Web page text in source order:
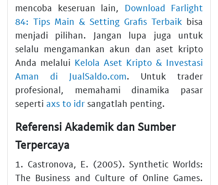
mencoba keseruan lain, Download Farlight
84: Tips Main & Setting Grafis Terbaik bisa
menjadi pilihan. Jangan lupa juga untuk
selalu mengamankan akun dan aset kripto
Anda melalui Kelola Aset Kripto & Investasi
Aman di JualSaldo.com. Untuk trader
profesional, memahami dinamika pasar
seperti axs to idr sangatlah penting.
Referensi Akademik dan Sumber
Terpercaya
1. Castronova, E. (2005). Synthetic Worlds:
The Business and Culture of Online Games.